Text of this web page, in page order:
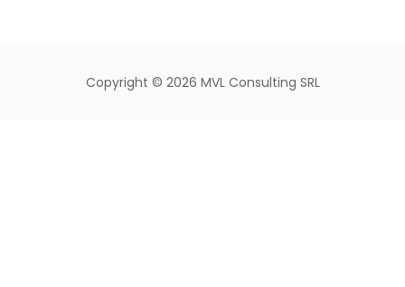
Copyright © 2026 MVL Consulting SRL